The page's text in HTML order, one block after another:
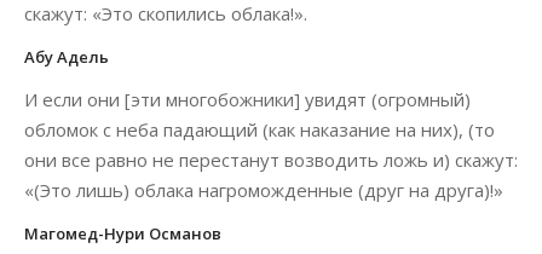
скажут: «Это скопились облака!».
Абу Адель
И если они [эти многобожники] увидят (огромный)
обломок с неба падающий (как наказание на них), (то
они все равно не перестанут возводить ложь и) скажут:
«(Это лишь) облака нагроможденные (друг на друга)!»
Магомед-Нури Османов